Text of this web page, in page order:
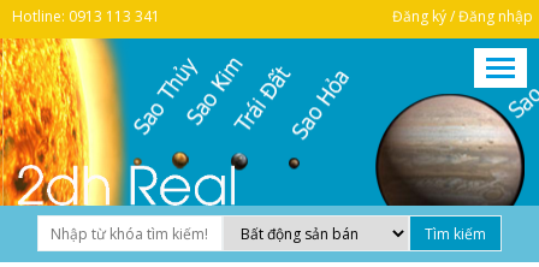
Hotline: 0913 113 341 Đăng ký / Đăng nhập